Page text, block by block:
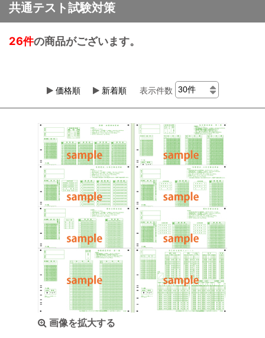
共通テスト試験対策
26件の商品がございます。
価格順 新着順 表示件数
画像を拡大する